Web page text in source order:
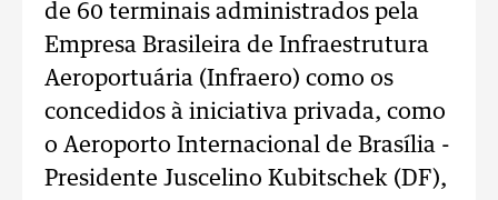
de 60 terminais administrados pela
Empresa Brasileira de Infraestrutura
Aeroportuária (Infraero) como os
concedidos à iniciativa privada, como
o Aeroporto Internacional de Brasília -
Presidente Juscelino Kubitschek (DF),